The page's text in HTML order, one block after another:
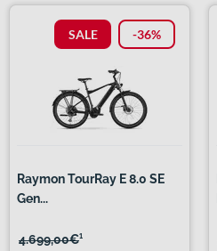
SALE -36%
Raymon TourRay E 8.0 SE
Gen...
4.699,00€¹